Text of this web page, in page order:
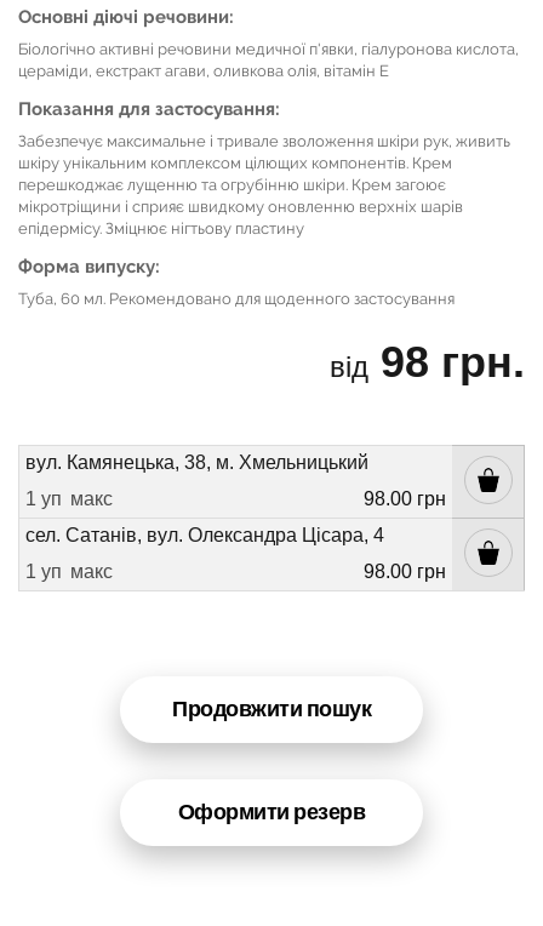
Основні діючі речовини:
Біологічно активні речовини медичної п'явки, гіалуронова кислота,
цераміди, екстракт агави, оливкова олія, вітамін Е
Показання для застосування:
Забезпечує максимальне і тривале зволоження шкіри рук, живить
шкіру унікальним комплексом цілющих компонентів. Крем
перешкоджає лущенню та огрубінню шкіри. Крем загоює
мікротріщини і сприяє швидкому оновленню верхніх шарів
епідермісу. Зміцнює нігтьову пластину
Форма випуску:
Туба, 60 мл. Рекомендовано для щоденного застосування
від 98 грн.
вул. Камянецька, 38, м. Хмельницький
1 уп макс
98.00 грн
сел. Сатанів, вул. Олександра Цісара, 4
1 уп макс 98.00 грн
Продовжити пошук
Оформити резерв